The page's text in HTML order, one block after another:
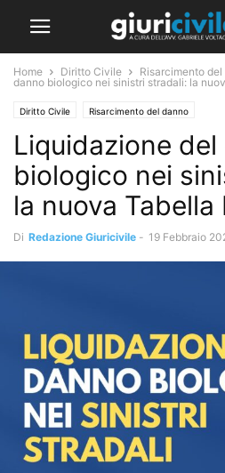
Home Diritto Civile Risarcimento
danno biologico nei sinistri stradali: la
Diritto Civile Risarcimento del danno
Liquidazione
biologico nei
la nuova Tabella
Di Redazione Giuricivile - 19 Febbraio